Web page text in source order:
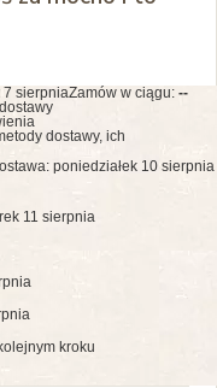
7 sierpniaZamów w ciągu: --
dostawy, ich
poniedziałek 10 sierpnia
11 sierpnia
kroku